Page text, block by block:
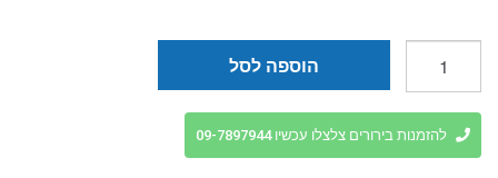
תבנית
פאי
מתפרקת
הוספה לסל
להזמנות בירורים צלצלו עכשיו 09-7897944